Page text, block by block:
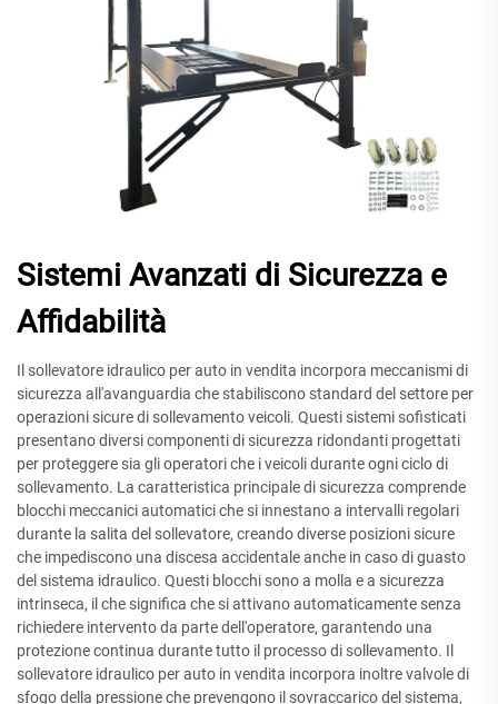
Sistemi Avanzati di Sicurezza e
Affidabilità
Il sollevatore idraulico per auto in vendita incorpora meccanismi di
sicurezza all'avanguardia che stabiliscono standard del settore per
operazioni sicure di sollevamento veicoli. Questi sistemi sofisticati
presentano diversi componenti di sicurezza ridondanti progettati
per proteggere sia gli operatori che i veicoli durante ogni ciclo di
sollevamento. La caratteristica principale di sicurezza comprende
blocchi meccanici automatici che si innestano a intervalli regolari
durante la salita del sollevatore, creando diverse posizioni sicure
che impediscono una discesa accidentale anche in caso di guasto
del sistema idraulico. Questi blocchi sono a molla e a sicurezza
intrinseca, il che significa che si attivano automaticamente senza
richiedere intervento da parte dell'operatore, garantendo una
protezione continua durante tutto il processo di sollevamento. Il
sollevatore idraulico per auto in vendita incorpora inoltre valvole di
sfogo della pressione che prevengono il sovraccarico del sistema,